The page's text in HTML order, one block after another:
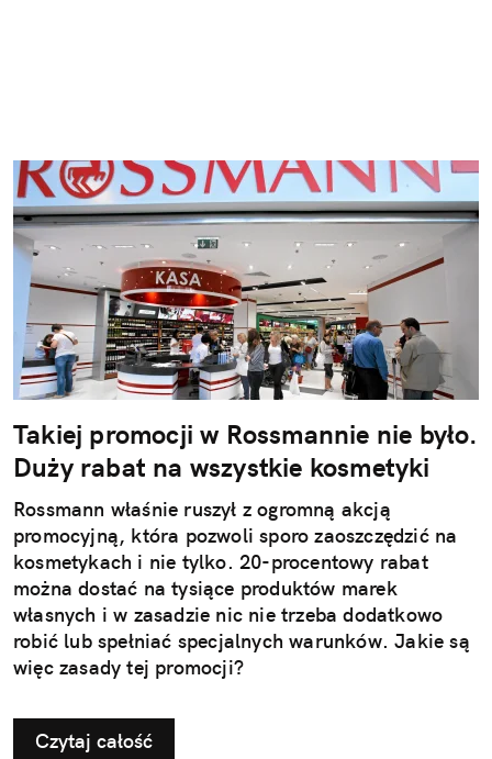
Takiej promocji w Rossmannie nie było.
Duży rabat na wszystkie kosmetyki
Rossmann właśnie ruszył z ogromną akcją
promocyjną, która pozwoli sporo zaoszczędzić na
kosmetykach i nie tylko. 20-procentowy rabat
można dostać na tysiące produktów marek
własnych i w zasadzie nic nie trzeba dodatkowo
robić lub spełniać specjalnych warunków. Jakie są
więc zasady tej promocji?
Czytaj całość